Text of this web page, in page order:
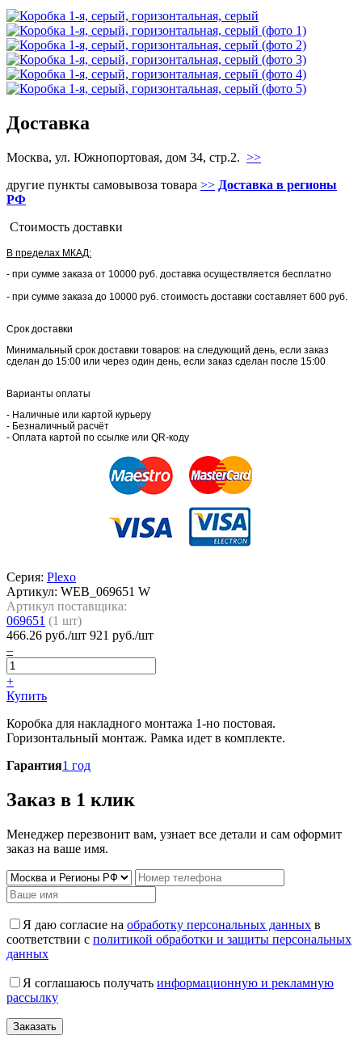
Доставка
Москва, ул. Южнопортовая, дом 34, стр.2. >>
другие пункты самовывоза товара >> Доставка в регионы
РФ
Стоимость доставки
В пределах МКАД:
- при сумме заказа от 10000 руб. доставка осуществляется бесплатно
- при сумме заказа до 10000 руб. стоимость доставки составляет 600 руб.
Срок доставки
Минимальный срок доставки товаров: на следующий день, если заказ
сделан до 15:00 или через один день, если заказ сделан после 15:00
Варианты оплаты
- Наличные или картой курьеру
- Безналичный расчёт
- Оплата картой по ссылке или QR-коду
Серия: Plexo
Артикул: WEB_069651 W
Артикул поставщика:
069651 (1 шт)
466.26 руб./шт 921 руб./шт
–
+
Купить
Коробка для накладного монтажа 1-но постовая.
Горизонтальный монтаж. Рамка идет в комплекте.
Гарантия1 год
Заказ в 1 клик
Менеджер перезвонит вам, узнает все детали и сам оформит
заказ на ваше имя.
Я даю согласие на обработку персональных данных в
соответствии с политикой обработки и защиты персональных
данных
Я соглашаюсь получать информационную и рекламную
рассылку